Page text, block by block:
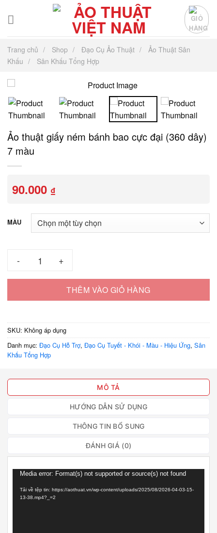
đến
Trang chủ Shop Đạo Cụ Ảo Thuật
Ảo Thuật Sân
Khấu
Sân Khấu Tổng Hợp
Ảo thuật giấy ném bánh bao cực đại (360 dây)
7 màu
90.000 ₫
MÀU
THÊM VÀO GIỎ HÀNG
SKU: Không áp dụng
Danh mục: Đạo Cụ Hỗ Trợ, Đạo Cụ Tuyết - Khói - Màu - Hiệu Ứng, Sân
Khấu Tổng Hợp
MÔ TẢ
HƯỚNG DẪN SỬ DỤNG
THÔNG TIN BỔ SUNG
ĐÁNH GIÁ (0)
Trình
chơi
Video
Media error: Format(s) not supported or source(s) not found
Tải về tệp tin: https://aothuat.vn/wp-content/uploads/2025/08/2026-04-03-15-
13-38.mp4?_=2